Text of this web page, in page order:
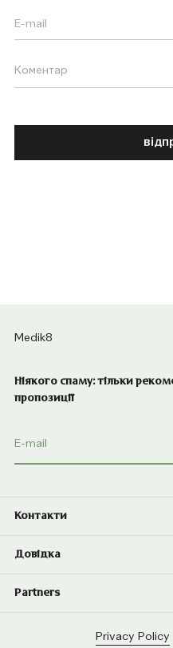
Medik8
Ніякого спаму: тільки
пропозиції
Контакти
Довідка
Partners
Privacy Policy